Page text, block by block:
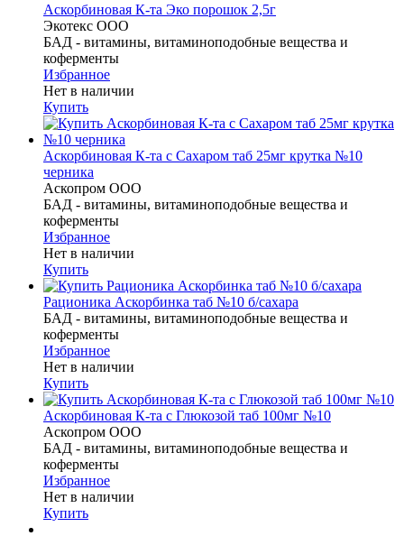
Аскорбиновая К-та Эко порошок 2,5г
Экотекс ООО
БАД - витамины, витаминоподобные вещества и
коферменты
Избранное
Нет в наличии
Купить
Аскорбиновая К-та с Сахаром таб 25мг крутка №10
черника
Аскопром ООО
БАД - витамины, витаминоподобные вещества и
коферменты
Избранное
Нет в наличии
Купить
Рационика Аскорбинка таб №10 б/сахара
БАД - витамины, витаминоподобные вещества и
коферменты
Избранное
Нет в наличии
Купить
Аскорбиновая К-та с Глюкозой таб 100мг №10
Аскопром ООО
БАД - витамины, витаминоподобные вещества и
коферменты
Избранное
Нет в наличии
Купить